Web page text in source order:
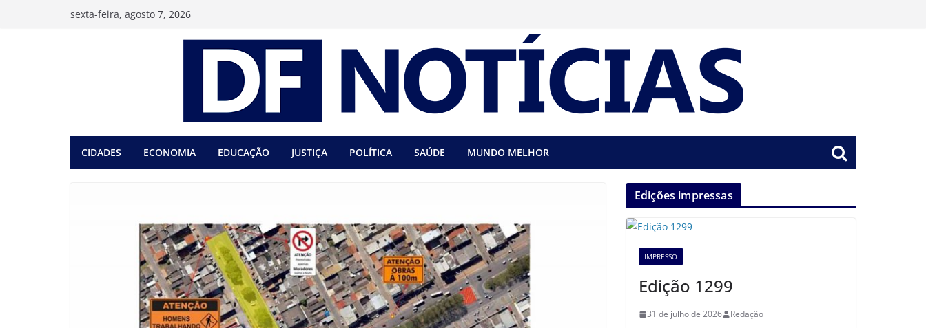
sexta-feira, agosto 7, 2026
CIDADES ECONOMIA EDUCAÇÃO JUSTIÇA POLÍTICA SAÚDE MUNDO MELHOR
Edições impressas
IMPRESSO
Edição 1299
31 de julho de 2026 Redação